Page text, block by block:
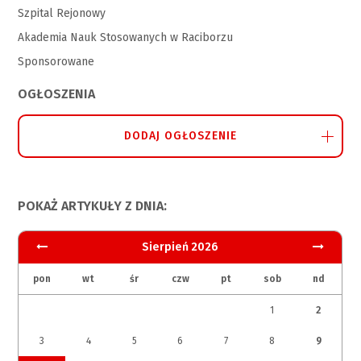
Szpital Rejonowy
Akademia Nauk Stosowanych w Raciborzu
Sponsorowane
OGŁOSZENIA
DODAJ OGŁOSZENIE
POKAŻ ARTYKUŁY Z DNIA:
Sierpień 2026
pon wt śr czw pt sob nd
1 2
3 4 5 6 7 8 9